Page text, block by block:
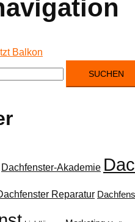
Balkon
Dachfenster-Akademie
Reparatur